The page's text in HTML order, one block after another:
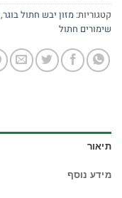
קטגוריות: מזון יבש חתול בוגר,
שימורים חתול
תיאור
מידע נוסף